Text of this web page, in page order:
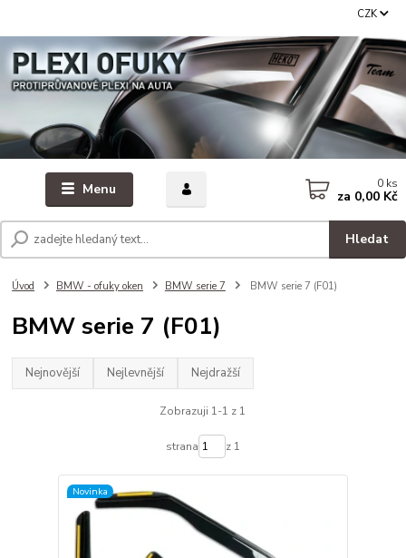
Menu
CZK
Hledat
0 ks
za 0,00 Kč
Úvod BMW - ofuky oken BMW serie 7 BMW serie 7 (F01)
BMW serie 7 (F01)
Nejnovější Nejlevnější Nejdražší
Zobrazuji 1-1 z 1
strana z 1
Novinka